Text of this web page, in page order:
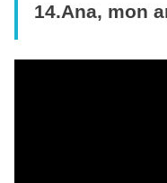
14.Ana, mon